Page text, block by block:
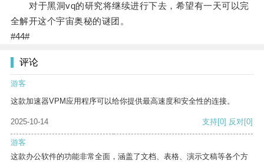
对于黑洞vq的研究将继续进行下去，希望有一天可以完
全解开这个宇宙奥秘的谜团。
#44#
评论
游客
这款加速器VPM应用程序可以给你提供最高速度和安全性的连接。
2025-10-14 支持[0] 反对[0]
游客
这款办公软件的功能非常全面，涵盖了文档、表格、演示文稿等各个方